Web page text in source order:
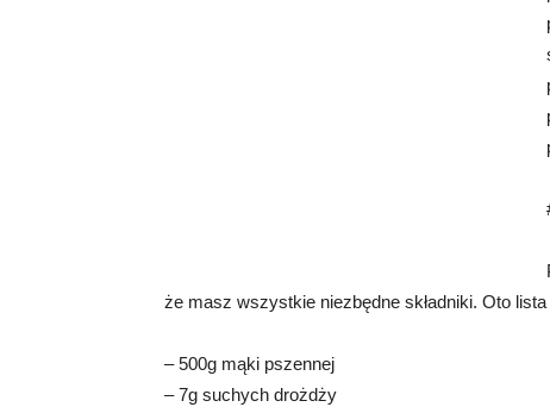
że masz wszystkie niezbędne składniki. Oto
– 500g mąki pszennej
– 7g suchych drożdży